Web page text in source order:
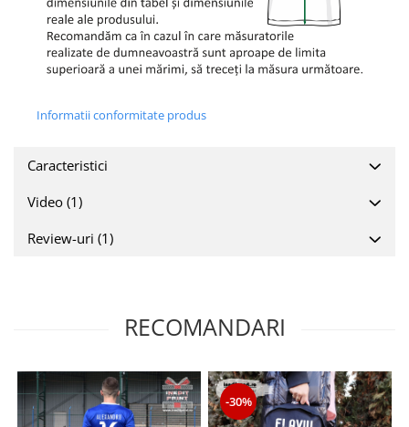
Informatii conformitate produs
Caracteristici
Video (1)
Review-uri (1)
RECOMANDARI
-30%